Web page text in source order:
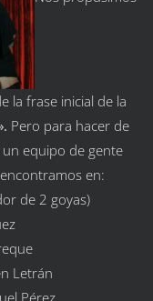
la frase inicial de la
Pero para hacer de
equipo de gente
en:
de 2 goyas)
Letrán
Pérez